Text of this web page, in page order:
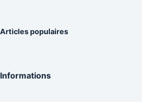
Articles populaires
Informations